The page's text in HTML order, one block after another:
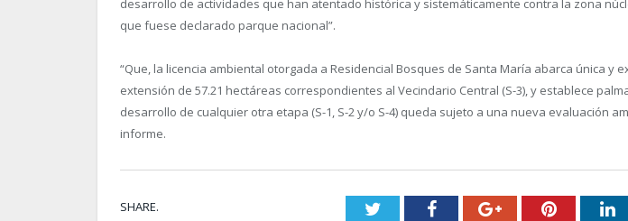
desarrollo de actividades que han atentado histórica y sistemáticamente contra la zona
que fuese declarado parque nacional”.
“Que, la licencia ambiental otorgada a Residencial Bosques de Santa María abarca única y
extensión de 57.21 hectáreas correspondientes al Vecindario Central (S-3), y establece
desarrollo de cualquier otra etapa (S-1, S-2 y/o S-4) queda sujeto a una nueva evaluación
informe.
SHARE. TwitterFacebookGoogle+Pinterest